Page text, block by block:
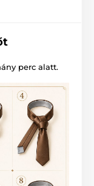
perc alatt.